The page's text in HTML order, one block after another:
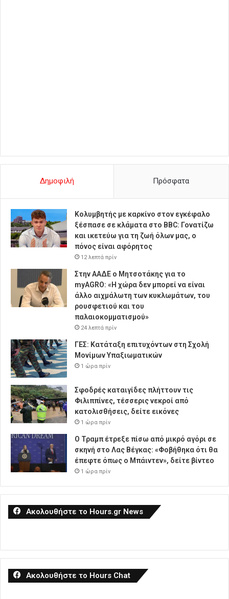
Δημοφιλή Πρόσφατα
Κολυμβητής με καρκίνο στον εγκέφαλο
ξέσπασε σε κλάματα στο BBC: Γονατίζω
και ικετεύω για τη ζωή όλων μας, ο
πόνος είναι αφόρητος
12 λεπτά πρίν
Στην ΑΑΔΕ ο Μητσοτάκης για το
myAGRO: «Η χώρα δεν μπορεί να είναι
άλλο αιχμάλωτη των κυκλωμάτων, του
ρουσφετιού και του
παλαιοκομματισμού»
24 λεπτά πρίν
ΓΕΣ: Κατάταξη επιτυχόντων στη Σχολή
Μονίμων Υπαξιωματικών
1 ώρα πρίν
Σφοδρές καταιγίδες πλήττουν τις
Φιλιππίνες, τέσσερις νεκροί από
κατολισθήσεις, δείτε εικόνες
1 ώρα πρίν
Ο Τραμπ έτρεξε πίσω από μικρό αγόρι σε
σκηνή στο Λας Βέγκας: «Φοβήθηκα ότι θα
έπεφτε όπως ο Μπάιντεν», δείτε βίντεο
1 ώρα πρίν
Ακολουθήστε το Hours.gr News
Ακολουθήστε το Hours Chat